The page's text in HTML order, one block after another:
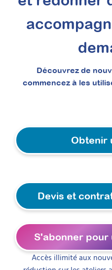
pour mieux
Attestation de
de psychoéducation
parents, grâce à des
réutilisables. Cette
À
Formations
Découvrez de
commencez à les
Devis et
Obtenir
S'abonner pour
Accès illimité aux